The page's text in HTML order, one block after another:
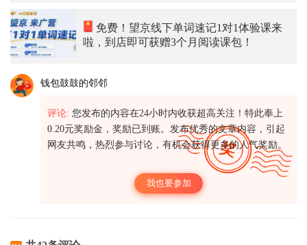
免费！望京线下单词速记1对1体验课来
啦，到店即可获赠3个月阅读课包！
钱包鼓鼓的邻邻
评论: 您发布的内容在24小时内收获超高关注！特此奉上
0.20元奖励金，奖励已到账。发布优秀的文章内容，引起
网友共鸣，热烈参与讨论，有机会获得更多的人气奖励。
我也要参加